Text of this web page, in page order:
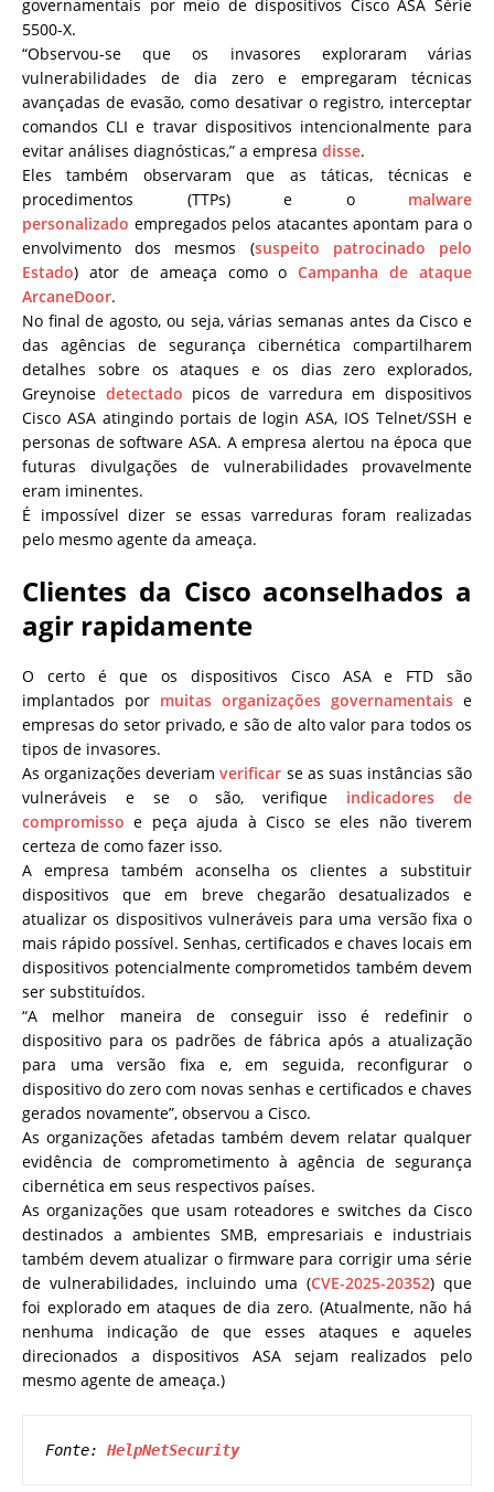
governamentais por meio de dispositivos Cisco ASA Série
5500-X.
“Observou-se que os invasores exploraram várias
vulnerabilidades de dia zero e empregaram técnicas
avançadas de evasão, como desativar o registro, interceptar
comandos CLI e travar dispositivos intencionalmente para
evitar análises diagnósticas,” a empresa disse.
Eles também observaram que as táticas, técnicas e
procedimentos (TTPs) e o malware
personalizado empregados pelos atacantes apontam para o
envolvimento dos mesmos (suspeito patrocinado pelo
Estado) ator de ameaça como oCampanha de ataque
ArcaneDoor.
No final de agosto, ou seja, várias semanas antes da Cisco e
das agências de segurança cibernética compartilharem
detalhes sobre os ataques e os dias zero explorados,
Greynoise detectado picos de varredura em dispositivos
Cisco ASA atingindo portais de login ASA, IOS Telnet/SSH e
personas de software ASA. A empresa alertou na época que
futuras divulgações de vulnerabilidades provavelmente
eram iminentes.
É impossível dizer se essas varreduras foram realizadas
pelo mesmo agente da ameaça.
Clientes da Cisco aconselhados a
agir rapidamente
O certo é que os dispositivos Cisco ASA e FTD são
implantados por muitas organizações governamentais e
empresas do setor privado, e são de alto valor para todos os
tipos de invasores.
As organizações deveriamverificar se as suas instâncias são
vulneráveis e se o são, verifique indicadores de
compromisso e peça ajuda à Cisco se eles não tiverem
certeza de como fazer isso.
A empresa também aconselha os clientes a substituir
dispositivos que em breve chegarão desatualizados e
atualizar os dispositivos vulneráveis para uma versão fixa o
mais rápido possível. Senhas, certificados e chaves locais em
dispositivos potencialmente comprometidos também devem
ser substituídos.
“A melhor maneira de conseguir isso é redefinir o
dispositivo para os padrões de fábrica após a atualização
para uma versão fixa e, em seguida, reconfigurar o
dispositivo do zero com novas senhas e certificados e chaves
gerados novamente”, observou a Cisco.
As organizações afetadas também devem relatar qualquer
evidência de comprometimento à agência de segurança
cibernética em seus respectivos países.
As organizações que usam roteadores e switches da Cisco
destinados a ambientes SMB, empresariais e industriais
também devem atualizar o firmware para corrigir uma série
de vulnerabilidades, incluindo uma (CVE-2025-20352) que
foi explorado em ataques de dia zero. (Atualmente, não há
nenhuma indicação de que esses ataques e aqueles
direcionados a dispositivos ASA sejam realizados pelo
mesmo agente de ameaça.)
Fonte: HelpNetSecurity